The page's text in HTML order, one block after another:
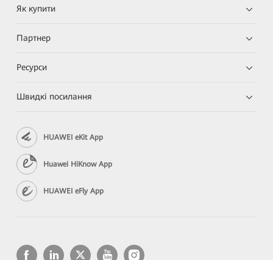
Як купити
Партнер
Ресурси
Швидкі посилання
HUAWEI eKit App
Huawei HiKnow App
HUAWEI eFly App